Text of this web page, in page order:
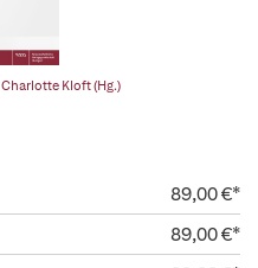
Charlotte Kloft (Hg.)
89,00 €*
89,00 €*